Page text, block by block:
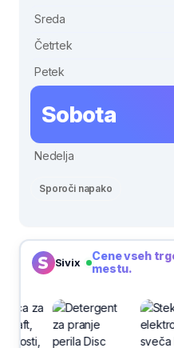
Sreda
Četrtek
Petek
Sobota
Nedelja
Sporoči napako
Sivix
Cene vseh
mestu.